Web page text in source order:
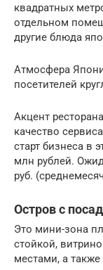
квадратных
отдельном
другие блюда
Атмосфера
посетителей
Акцент
качество
старт бизнеса в
млн рублей.
руб.
Остров с
Это мини-зона
стойкой,
местами, а